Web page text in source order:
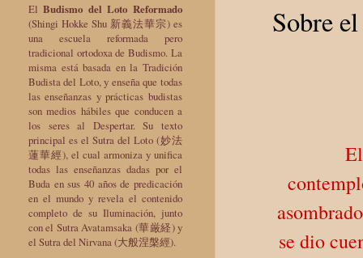
Sobre
se dio
ElBudismo del Loto Reformado
(Shingi Hokke Shu 新義法華宗) es
una escuela reformada pero
tradicional ortodoxa de Budismo. La
misma está basada en la Tradición
Budista del Loto, y enseña que todas
las enseñanzas y prácticas budistas
son medios hábiles que conducen a
los seres al Despertar. Su texto
principal es el Sutra del Loto (妙法
蓮華經), el cual armoniza y unifica
todas las enseñanzas dadas por el
Buda en sus 40 años de predicación
en el mundo y revela el contenido
completo de su Iluminación, junto
con el Sutra Avatamsaka (華厳経) y
el Sutra del Nirvana (大般涅槃經).